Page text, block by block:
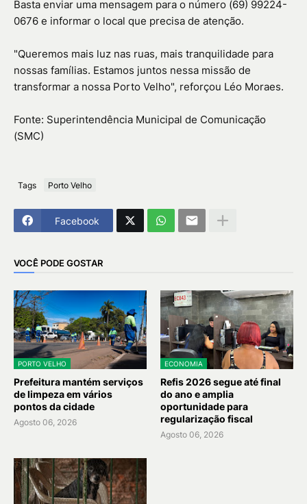
Basta enviar uma mensagem para o número (69) 99224-
0676 e informar o local que precisa de atenção.
"Queremos mais luz nas ruas, mais tranquilidade para
nossas famílias. Estamos juntos nessa missão de
transformar a nossa Porto Velho", reforçou Léo Moraes.
Fonte: Superintendência Municipal de Comunicação
(SMC)
Tags Porto Velho
Facebook
VOCÊ PODE GOSTAR
PORTO VELHO
Prefeitura mantém serviços
de limpeza em vários
pontos da cidade
Agosto 06, 2026
ECONOMIA
Refis 2026 segue até final
do ano e amplia
oportunidade para
regularização fiscal
Agosto 06, 2026